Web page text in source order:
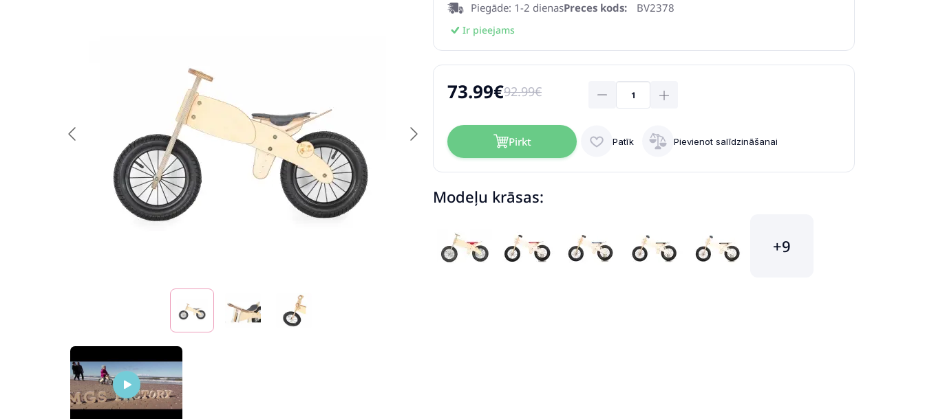
Piegāde: 1-2 dienasPreces kods: BV2378
Ir pieejams
73.99€92.99€
Pirkt Patīk Pievienot salīdzināšanai
Modeļu krāsas:
+9